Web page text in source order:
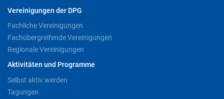
Vereinigungen der DPG
Fachliche Vereinigungen
Fachübergreifende Vereinigungen
Regionale Vereinigungen
Aktivitäten und Programme
Selbst aktiv werden
Tagungen